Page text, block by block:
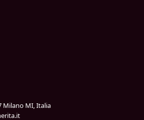
Milano MI, Italia